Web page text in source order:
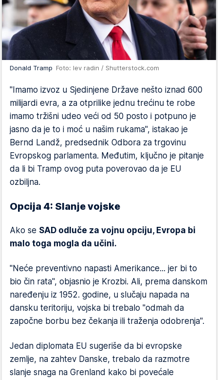
Donald Tramp Foto: lev radin / Shutterstock.com
"Imamo izvoz u Sjedinjene Države nešto iznad 600
milijardi evra, a za otprilike jednu trećinu te robe
imamo tržišni udeo veći od 50 posto i potpuno je
jasno da je to i moć u našim rukama", istakao je
Bernd Landž, predsednik Odbora za trgovinu
Evropskog parlamenta. Međutim, ključno je pitanje
da li bi Tramp ovog puta poverovao da je EU
ozbiljna.
Opcija 4: Slanje vojske
Ako se SAD odluče za vojnu opciju, Evropa bi
malo toga mogla da učini.
"Neće preventivno napasti Amerikance... jer bi to
bio čin rata", objasnio je Krozbi. Ali, prema danskom
naređenju iz 1952. godine, u slučaju napada na
dansku teritoriju, vojska bi trebalo "odmah da
započne borbu bez čekanja ili traženja odobrenja".
Jedan diplomata EU sugeriše da bi evropske
zemlje, na zahtev Danske, trebalo da razmotre
slanje snaga na Grenland kako bi povećale